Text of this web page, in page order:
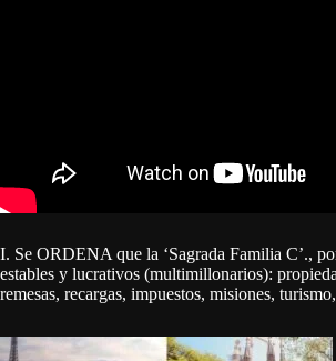
I. Se ORDENA que la ‘Sagrada Familia C’.,
estables y lucrativos (multimillonarios):
remesas, recargas, impuestos, misiones,